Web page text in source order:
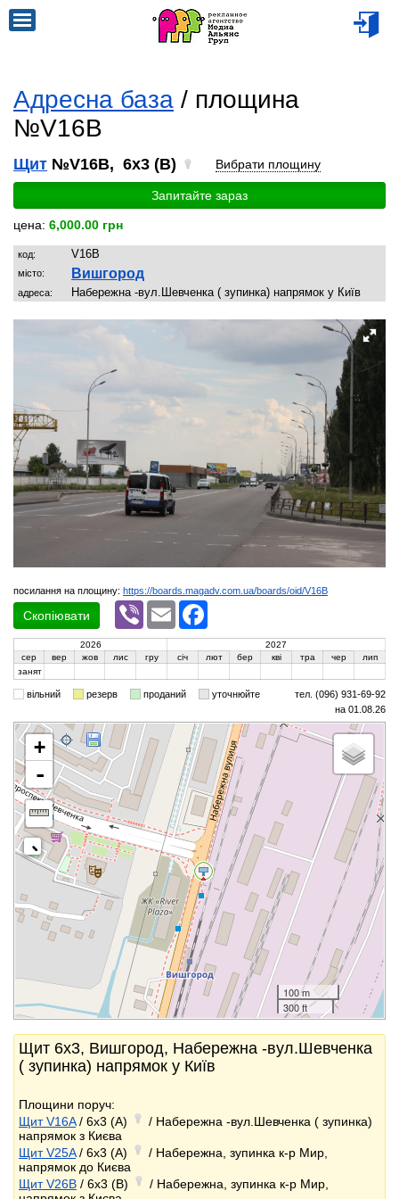
Адресна база / площина
№V16B
Щит №V16B, 6x3 (B) Вибрати площину
Запитайте зараз
цена: 6,000.00 грн
код: V16B
місто: Вишгород
адреса: Набережна -вул.Шевченка ( зупинка) напрямок у Київ
посилання на площину: https://boards.magadv.com.ua/boards/oid/V16B
Скопіювати
Viber Email
2026
2027
сер
вер жов лис гру січ лют бер кві тра чер
лип
занят
вільний резерв проданий уточнюйте
тел. (096) 931-69-92
на 01.08.26
+
-
100 m
300 ft
Щит 6x3, Вишгород, Набережна -вул.Шевченка
( зупинка) напрямок у Київ
Площини поруч:
Щит V16A/ 6x3 (A)
/ Набережна -вул.Шевченка ( зупинка)
напрямок з Києва
Щит V25A/ 6x3 (A)
/ Набережна, зупинка к-р Мир,
напрямок до Києва
Щит V26B / 6x3 (B)
/ Набережна, зупинка к-р Мир,